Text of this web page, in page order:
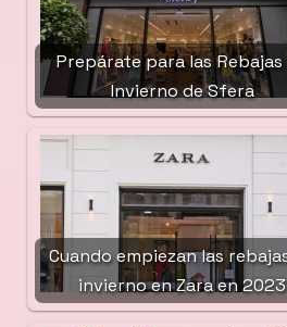
Prepárate para las Rebajas
Invierno de Sfera
Cuando empiezan las
invierno en Zara en 2023